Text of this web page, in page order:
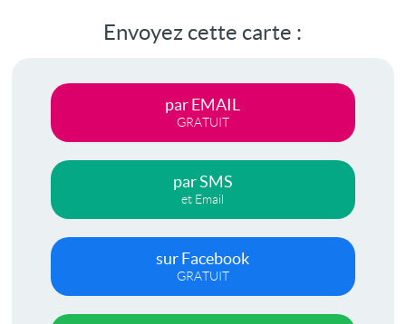
vidéo
Envoyez cette carte :
par EMAIL
GRATUIT
par SMS
et Email
sur Facebook
GRATUIT